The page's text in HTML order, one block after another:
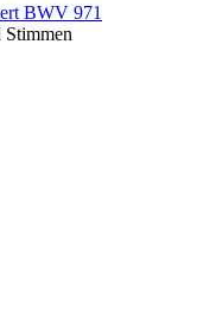
BWV 971